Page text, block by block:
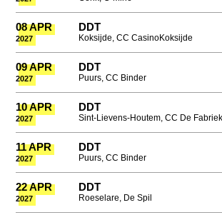
08 APR
2027
DDT
Koksijde, CC CasinoKoksijde
09 APR
2027
DDT
Puurs, CC Binder
10 APR
2027
DDT
Sint-Lievens-Houtem, CC De Fabriek
11 APR
2027
DDT
Puurs, CC Binder
22 APR
2027
DDT
Roeselare, De Spil